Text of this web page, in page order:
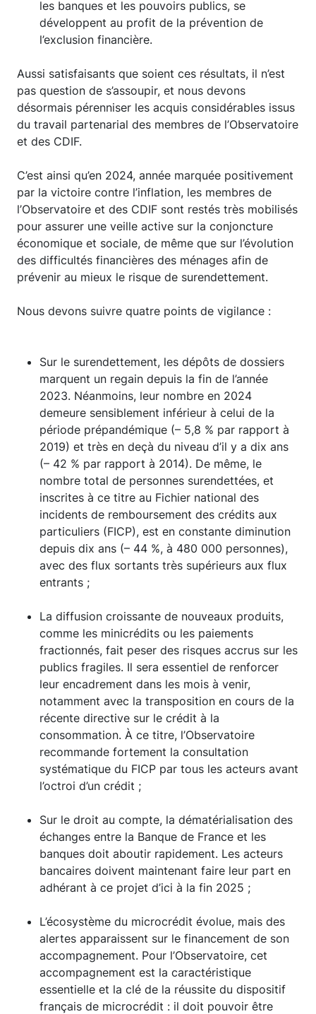
les banques et les pouvoirs publics, se
développent au profit de la prévention de
l’exclusion financière.
Aussi satisfaisants que soient ces résultats, il n’est
pas question de s’assoupir, et nous devons
désormais pérenniser les acquis considérables issus
du travail partenarial des membres de l’Observatoire
et des CDIF.
C’est ainsi qu’en 2024, année marquée positivement
par la victoire contre l’inflation, les membres de
l’Observatoire et des CDIF sont restés très mobilisés
pour assurer une veille active sur la conjoncture
économique et sociale, de même que sur l’évolution
des difficultés financières des ménages afin de
prévenir au mieux le risque de surendettement.
Nous devons suivre quatre points de vigilance :
Sur le surendettement, les dépôts de dossiers
marquent un regain depuis la fin de l’année
2023. Néanmoins, leur nombre en 2024
demeure sensiblement inférieur à celui de la
période prépandémique (– 5,8 % par rapport à
2019) et très en deçà du niveau d’il y a dix ans
(– 42 % par rapport à 2014). De même, le
nombre total de personnes surendettées, et
inscrites à ce titre au Fichier national des
incidents de remboursement des crédits aux
particuliers (FICP), est en constante diminution
depuis dix ans (– 44 %, à 480 000 personnes),
avec des flux sortants très supérieurs aux flux
entrants ;
La diffusion croissante de nouveaux produits,
comme les minicrédits ou les paiements
fractionnés, fait peser des risques accrus sur les
publics fragiles. Il sera essentiel de renforcer
leur encadrement dans les mois à venir,
notamment avec la transposition en cours de la
récente directive sur le crédit à la
consommation. À ce titre, l’Observatoire
recommande fortement la consultation
systématique du FICP par tous les acteurs avant
l’octroi d’un crédit ;
Sur le droit au compte, la dématérialisation des
échanges entre la Banque de France et les
banques doit aboutir rapidement. Les acteurs
bancaires doivent maintenant faire leur part en
adhérant à ce projet d’ici à la fin 2025 ;
L’écosystème du microcrédit évolue, mais des
alertes apparaissent sur le financement de son
accompagnement. Pour l’Observatoire, cet
accompagnement est la caractéristique
essentielle et la clé de la réussite du dispositif
français de microcrédit : il doit pouvoir être